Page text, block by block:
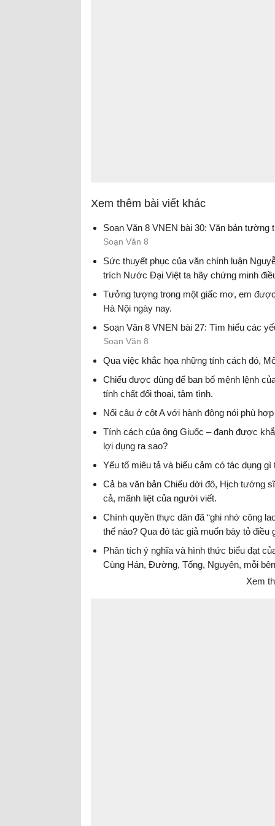
Xem thêm bài viết khác
Soạn Văn 8 VNEN bài 30: Văn bản tường
Soạn Văn 8
Sức thuyết phục của văn chính luận
trích Nước Đại Việt ta hãy chứng minh
Tưởng tượng trong một giấc mơ, em
Hà Nội ngày nay.
Soạn Văn 8 VNEN bài 27: Tìm hiểu các
Soạn Văn 8
Qua việc khắc họa những tính cách đó,
Chiếu được dùng để ban bố mệnh lệnh
tính chất đối thoại, tâm tình.
Nối câu ở cột A với hành động nói phù
Tính cách của ông Giuốc – đanh được
lợi dụng ra sao?
Yếu tố miêu tả và biểu cảm có tác dụng
Cả ba văn bản Chiếu dời đô, Hịch tướng
cả, mãnh liệt của người viết.
Chính quyền thực dân đã “ghi nhớ công
thế nào? Qua đó tác giả muốn bày tỏ điều
Phân tích ý nghĩa và hình thức biểu đạt
Cùng Hán, Đường, Tống, Nguyên, mỗi
Xem